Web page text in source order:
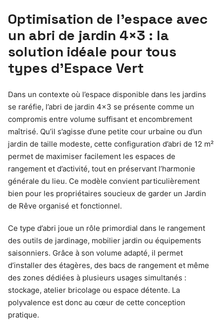
Optimisation de l’espace avec
un abri de jardin 4×3 : la
solution idéale pour tous
types d’Espace Vert
Dans un contexte où l’espace disponible dans les jardins
se raréfie, l’abri de jardin 4×3 se présente comme un
compromis entre volume suffisant et encombrement
maîtrisé. Qu’il s’agisse d’une petite cour urbaine ou d’un
jardin de taille modeste, cette configuration d’abri de 12 m²
permet de maximiser facilement les espaces de
rangement et d’activité, tout en préservant l’harmonie
générale du lieu. Ce modèle convient particulièrement
bien pour les propriétaires soucieux de garder un Jardin
de Rêve organisé et fonctionnel.
Ce type d’abri joue un rôle primordial dans le rangement
des outils de jardinage, mobilier jardin ou équipements
saisonniers. Grâce à son volume adapté, il permet
d’installer des étagères, des bacs de rangement et même
des zones dédiées à plusieurs usages simultanés :
stockage, atelier bricolage ou espace détente. La
polyvalence est donc au cœur de cette conception
pratique.